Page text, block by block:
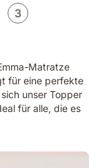
3
Matratze
für eine perfekte
unser Topper
für alle, die es